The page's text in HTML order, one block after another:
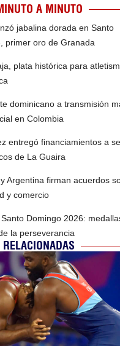
A MINUTO
jabalina dorada en Santo
primer oro de Granada
plata histórica para
dominicano a transmisión
en Colombia
entregó financiamientos a
de La Guaira
Argentina firman acuerdos
y comercio
Domingo 2026:
la perseverancia
RELACIONADAS